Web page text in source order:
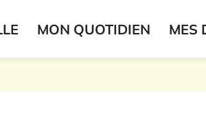
MON QUOTIDIEN MES